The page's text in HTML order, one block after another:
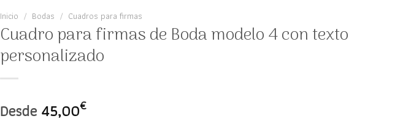
Inicio / Bodas / Cuadros para firmas
Cuadro para firmas de Boda modelo 4 con texto
personalizado
Desde 45,00€